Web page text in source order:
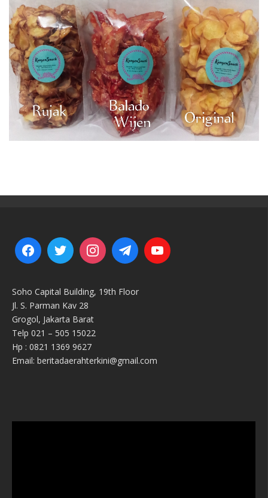
Soho Capital Building, 19th Floor
Jl. S. Parman Kav 28
Grogol, Jakarta Barat
Telp 021 – 505 15022
Hp : 0821 1369 9627
Email: beritadaerahterkini@gmail.com